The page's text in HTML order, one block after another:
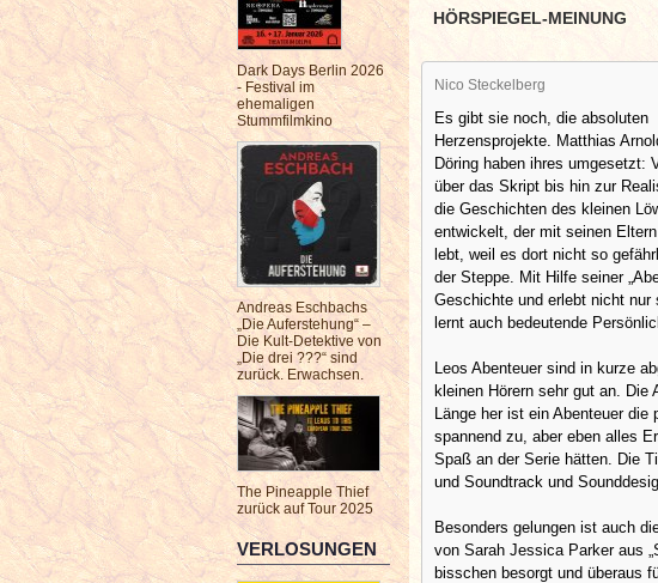
Dark Days Berlin 2026
- Festival im
ehemaligen
Stummfilmkino
Andreas Eschbachs
„Die Auferstehung“ –
Die Kult-Detektive von
„Die drei ???“ sind
zurück. Erwachsen.
The Pineapple Thief
zurück auf Tour 2025
VERLOSUNGEN
HÖRSPIEGEL-MEINUNG
Nico Steckelberg
Es gibt sie noch, die absoluten
Herzensprojekte. Matthias
Döring haben ihres umgesetzt:
über das Skript bis hin zur
die Geschichten des kleinen
entwickelt, der mit seinen
lebt, weil es dort nicht so
der Steppe. Mit Hilfe seiner
Geschichte und erlebt nicht nur
lernt auch bedeutende
Leos Abenteuer sind in kurze
kleinen Hörern sehr gut an.
Länge her ist ein Abenteuer
spannend zu, aber eben alles
Spaß an der Serie hätten. Die
und Soundtrack und
Besonders gelungen ist auch
von Sarah Jessica Parker aus
bisschen besorgt und überaus